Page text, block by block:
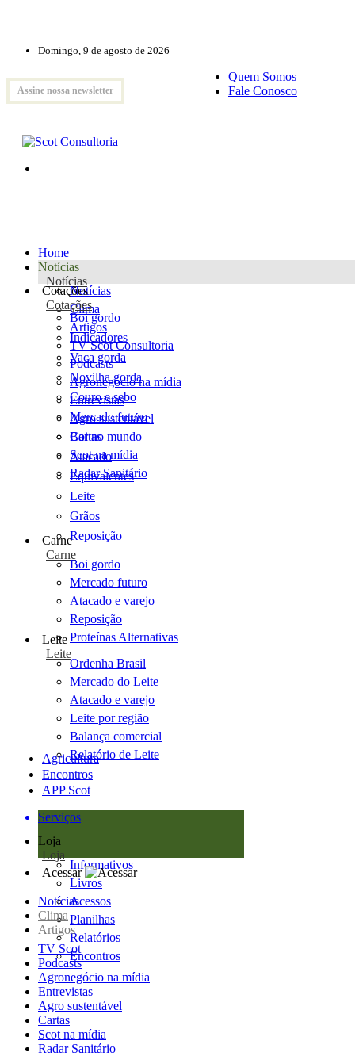
Domingo, 9 de agosto de 2026
Assine nossa newsletter
Quem Somos
Fale Conosco
Home
Notícias
Notícias
Notícias
Clima
Artigos
TV Scot Consultoria
Podcasts
Agronegócio na mídia
Entrevistas
Agro sustentável
Cartas
Scot na mídia
Radar Sanitário
Cotações
Cotações
Boi gordo
Indicadores
Vaca gorda
Novilha gorda
Couro e sebo
Mercado futuro
Boi no mundo
Atacado
Equivalentes
Leite
Grãos
Reposição
Carne
Carne
Boi gordo
Mercado futuro
Atacado e varejo
Reposição
Proteínas Alternativas
Leite
Leite
Ordenha Brasil
Mercado do Leite
Atacado e varejo
Leite por região
Balança comercial
Relatório de Leite
Agricultura
Encontros
APP Scot
Serviços
Loja
Loja
Informativos
Livros
Acessos
Planilhas
Relatórios
Encontros
Acessar
Notícias
Clima
Artigos
TV Scot
Podcasts
Agronegócio na mídia
Entrevistas
Agro sustentável
Cartas
Scot na mídia
Radar Sanitário